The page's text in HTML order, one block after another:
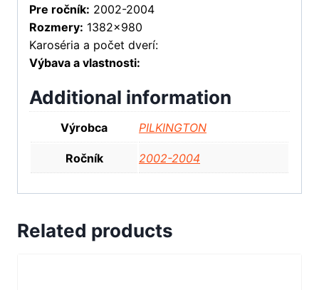
Pre ročník: 2002-2004
Rozmery: 1382×980
Karoséria a počet dverí:
Výbava a vlastnosti:
Additional information
Výrobca PILKINGTON
Ročník 2002-2004
Related products